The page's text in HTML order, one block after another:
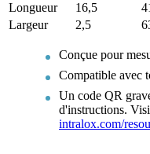
Longueur 16,5
Largeur 2,5
Conçue pour
Compatible avec
Un code QR
d'instructions.
intralox.com/